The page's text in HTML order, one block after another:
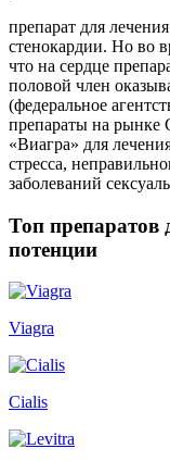
препарат для
стенокардии. Но во
что на сердце
половой член
(федеральное
препараты на рынке
«Виагра» для
стресса,
заболеваний
Топ
потенции
Viagra
Cialis